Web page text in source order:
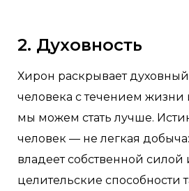
2. Духовность
Хирон раскрывает
человека с течением жизни
мы можем стать лучше.
человек — не легкая
владеет собственной
целительские способности